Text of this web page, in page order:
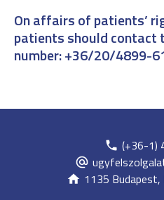
On affairs of patients’
patients should contact
number: +36/20/4899-
(+36-1)
1135 Budapest,